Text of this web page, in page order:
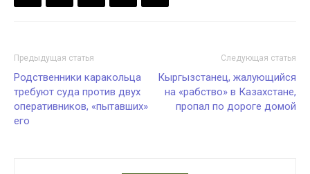
Предыдущая статья
Родственники каракольца
требуют суда против двух
оперативников, «пытавших»
его
Следующая статья
Кыргызстанец, жалующийся
на «рабство» в Казахстане,
пропал по дороге домой